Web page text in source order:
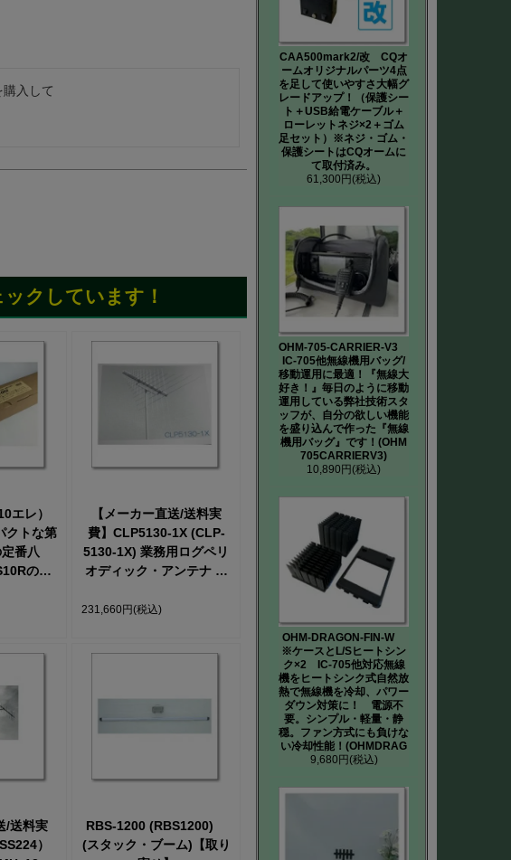
入して
クしています！
エレ）
トな第
番八
の後
【メーカー直送/送料実
費】CLP5130-1X (CLP-
5130-1X) 業務用ログペリ
オディック・アンテナ ※
ます【取り寄せ】
231,660円(税込)
/送料実
）
RBS-1200 (RBS1200)
(スタック・ブーム)【取り
CAA500mark2/改 CQオ
ームオリジナルパーツ4点
を足して使いやすさ大幅グ
レードアップ！（保護シー
ト＋USB給電ケーブル＋
ローレットネジ×2＋ゴム
足セット）※ネジ・ゴム・
保護シートはCQオームに
て取付済み。
61,300円(税込)
OHM-705-CARRIER-V3
IC-705他無線機用バッグ/
移動運用に最適！『無線大
好き！』毎日のように移動
運用している弊社技術スタ
ッフが、自分の欲しい機能
を盛り込んで作った『無線
機用バッグ』です！(OHM
705CARRIERV3)
10,890円(税込)
OHM-DRAGON-FIN-W
※ケースとL/Sヒートシン
ク×2 IC-705他対応無線
機をヒートシンク式自然放
熱で無線機を冷却、パワー
ダウン対策に！ 電源不
要。シンプル・軽量・静
穏。ファン方式にも負けな
い冷却性能！(OHMDRAG
9,680円(税込)